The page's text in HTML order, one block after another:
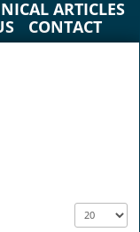
ARTICLES
CONTACT
Näyttö #